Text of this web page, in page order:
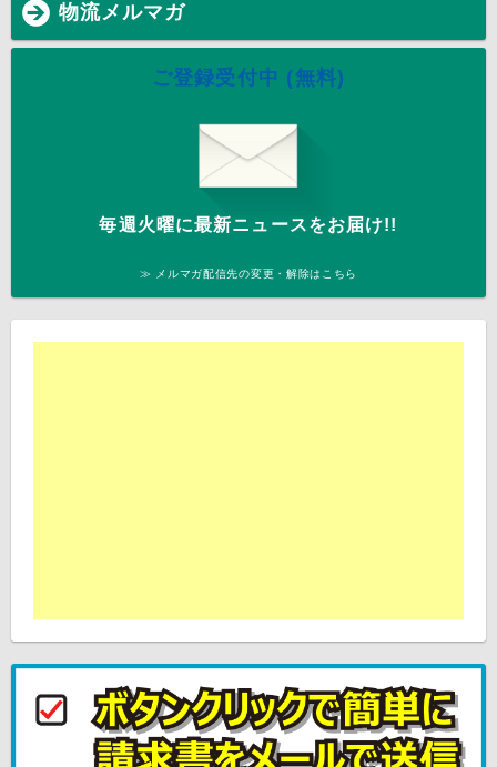
物流メルマガ
ご登録受付中 (無料)
毎週火曜に最新ニュースをお届け!!
≫ メルマガ配信先の変更・解除はこちら